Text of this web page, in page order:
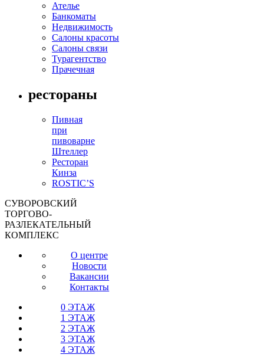
Ателье
Банкоматы
Недвижимость
Салоны красоты
Салоны связи
Турагентство
Прачечная
рестораны
Пивная
при
пивоварне
Штеллер
Ресторан
Кинза
ROSTIC’S
СУВОРОВСКИЙ
ТОРГОВО-
РАЗЛЕКАТЕЛЬНЫЙ
КОМПЛЕКС
О центре
Новости
Вакансии
Контакты
0 ЭТАЖ
1 ЭТАЖ
2 ЭТАЖ
3 ЭТАЖ
4 ЭТАЖ